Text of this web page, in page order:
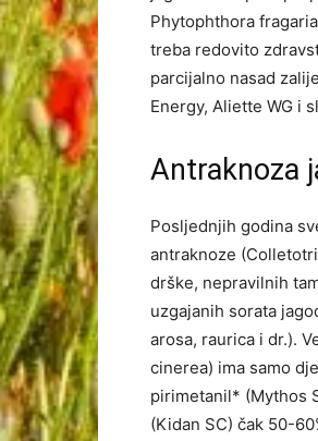
Phytophthora
treba redovito
parcijalno nasad
Energy, Aliette WG i
Antraknoza
Posljednjih godina
antraknoze
drške, nepravilnih
uzgajanih sorata
arosa, raurica i dr.).
cinerea) ima samo
pirimetanil* (Mythos
(Kidan SC) čak 50-